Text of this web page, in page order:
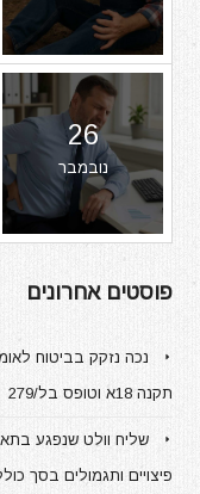
26
נובמבר
פוסטים אחרונים
נכה נזקק בביטוח
תקנה 18א וטופס בל/279
שליח וולט שנפגע